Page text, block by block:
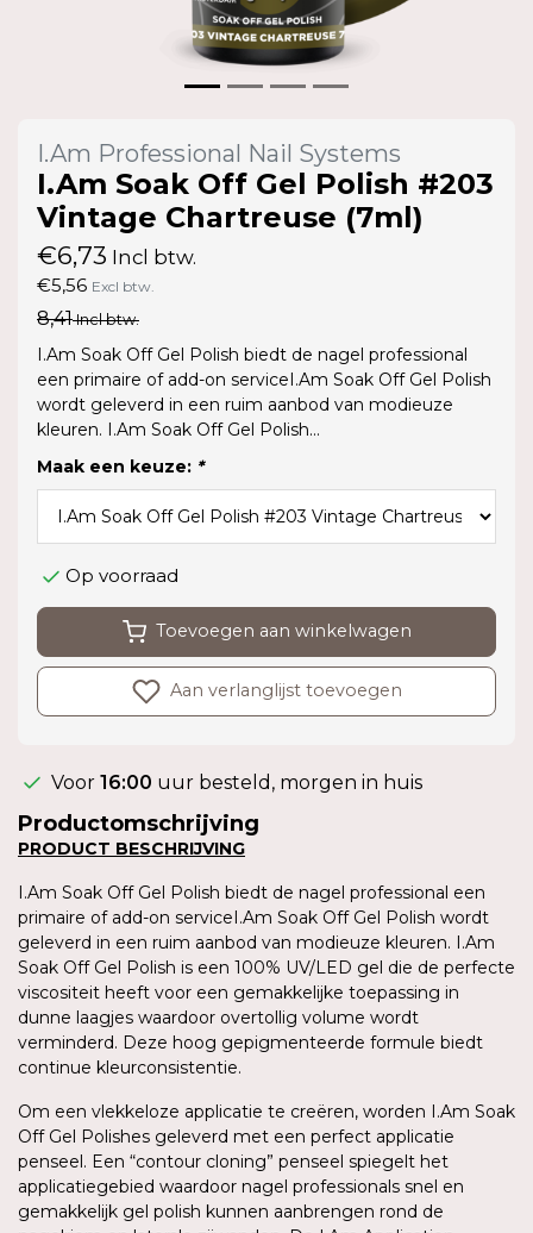
I.Am Professional Nail Systems
I.Am Soak Off Gel Polish #203
Vintage Chartreuse (7ml)
€6,73 Incl btw.
€5,56 Excl btw.
8,41Incl btw.
I.Am Soak Off Gel Polish biedt de nagel professional
een primaire of add-on serviceI.Am Soak Off Gel Polish
wordt geleverd in een ruim aanbod van modieuze
kleuren. I.Am Soak Off Gel Polish...
Maak een keuze: *
Op voorraad
Toevoegen aan winkelwagen
Aan verlanglijst toevoegen
Voor 16:00 uur besteld, morgen in huis
Productomschrijving
PRODUCT BESCHRIJVING
I.Am Soak Off Gel Polish biedt de nagel professional een
primaire of add-on serviceI.Am Soak Off Gel Polish wordt
geleverd in een ruim aanbod van modieuze kleuren. I.Am
Soak Off Gel Polish is een 100% UV/LED gel die de perfecte
viscositeit heeft voor een gemakkelijke toepassing in
dunne laagjes waardoor overtollig volume wordt
verminderd. Deze hoog gepigmenteerde formule biedt
continue kleurconsistentie.
Om een vlekkeloze applicatie te creëren, worden I.Am Soak
Off Gel Polishes geleverd met een perfect applicatie
penseel. Een “contour cloning” penseel spiegelt het
applicatiegebied waardoor nagel professionals snel en
gemakkelijk gel polish kunnen aanbrengen rond de